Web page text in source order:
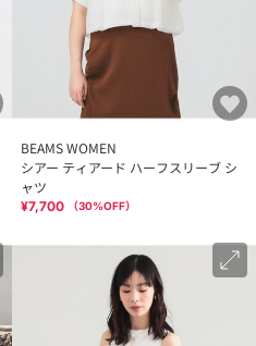
BEAMS WOMEN
シアー ティアード ハーフスリーブ シ
ャツ
¥7,700 （30%OFF）